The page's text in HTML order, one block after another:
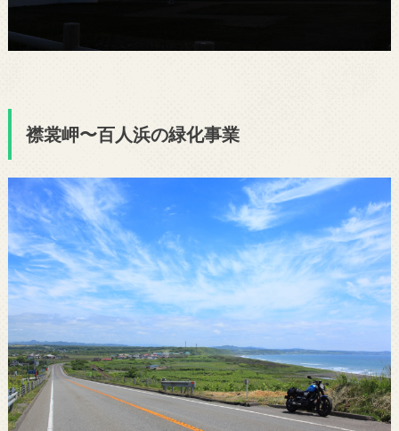
襟裳岬〜百人浜の緑化事業